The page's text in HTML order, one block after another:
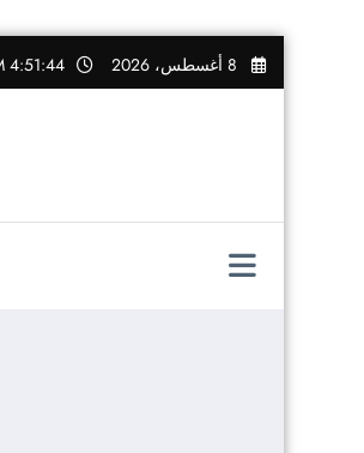
التجاوز
إلى
8 أغسطس، 2026 4:51:45 AM